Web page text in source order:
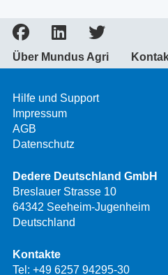
Über Mundus Agri
Hilfe und Support
Impressum
AGB
Datenschutz
Dedere Deutschland GmbH
Breslauer Strasse 10
64342 Seeheim-Jugenheim
Deutschland
Kontakte
Tel: +49 6257 94295-30